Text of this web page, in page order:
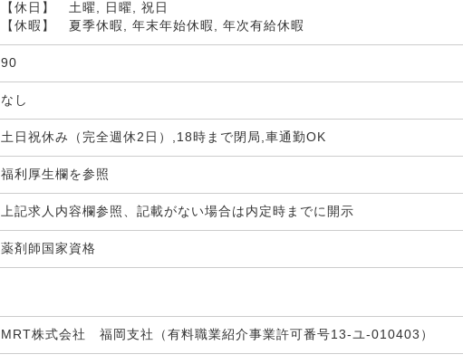
【休日】 土曜, 日曜, 祝日
【休暇】 夏季休暇, 年末年始休暇, 年次有給休暇
90
なし
土日祝休み（完全週休2日）,18時まで閉局,車通勤OK
福利厚生欄を参照
上記求人内容欄参照、記載がない場合は内定時までに開示
薬剤師国家資格
MRT株式会社 福岡支社（有料職業紹介事業許可番号13-ユ-010403）